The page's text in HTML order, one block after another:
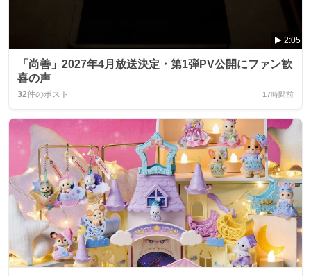
2:05
「尚善」2027年4月放送決定・第1弾PV公開にファン歓
喜の声
32件のポスト 17時間前